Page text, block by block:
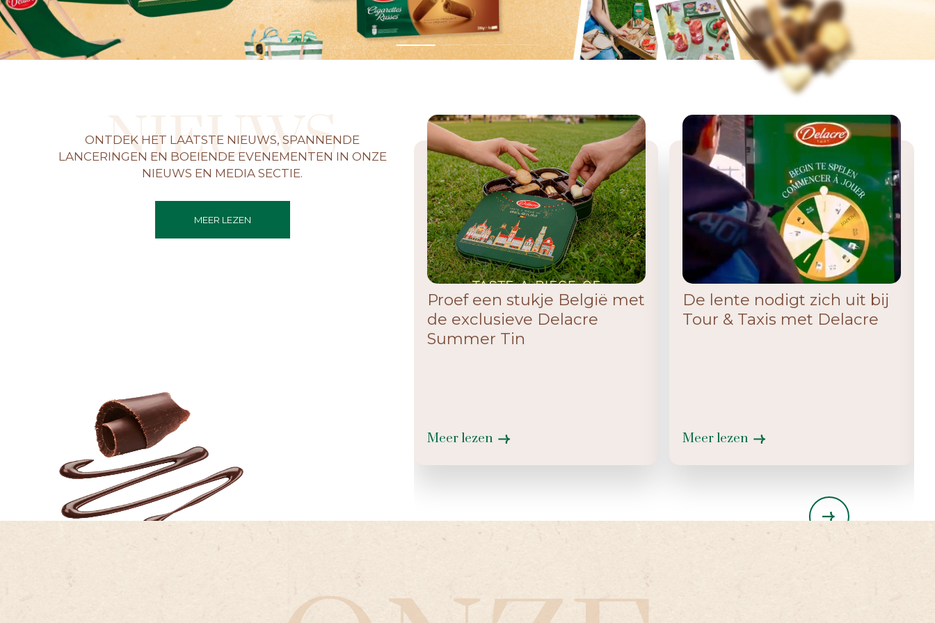
NIEUWS
ONTDEK HET LAATSTE NIEUWS, SPANNENDE
LANCERINGEN EN BOEIENDE EVENEMENTEN IN ONZE
NIEUWS EN MEDIA SECTIE.
MEER LEZEN
Proef een stukje België met
de exclusieve Delacre
Summer Tin
Meer lezen
De lente nodigt zich uit bij
Tour & Taxis met Delacre
Meer lezen